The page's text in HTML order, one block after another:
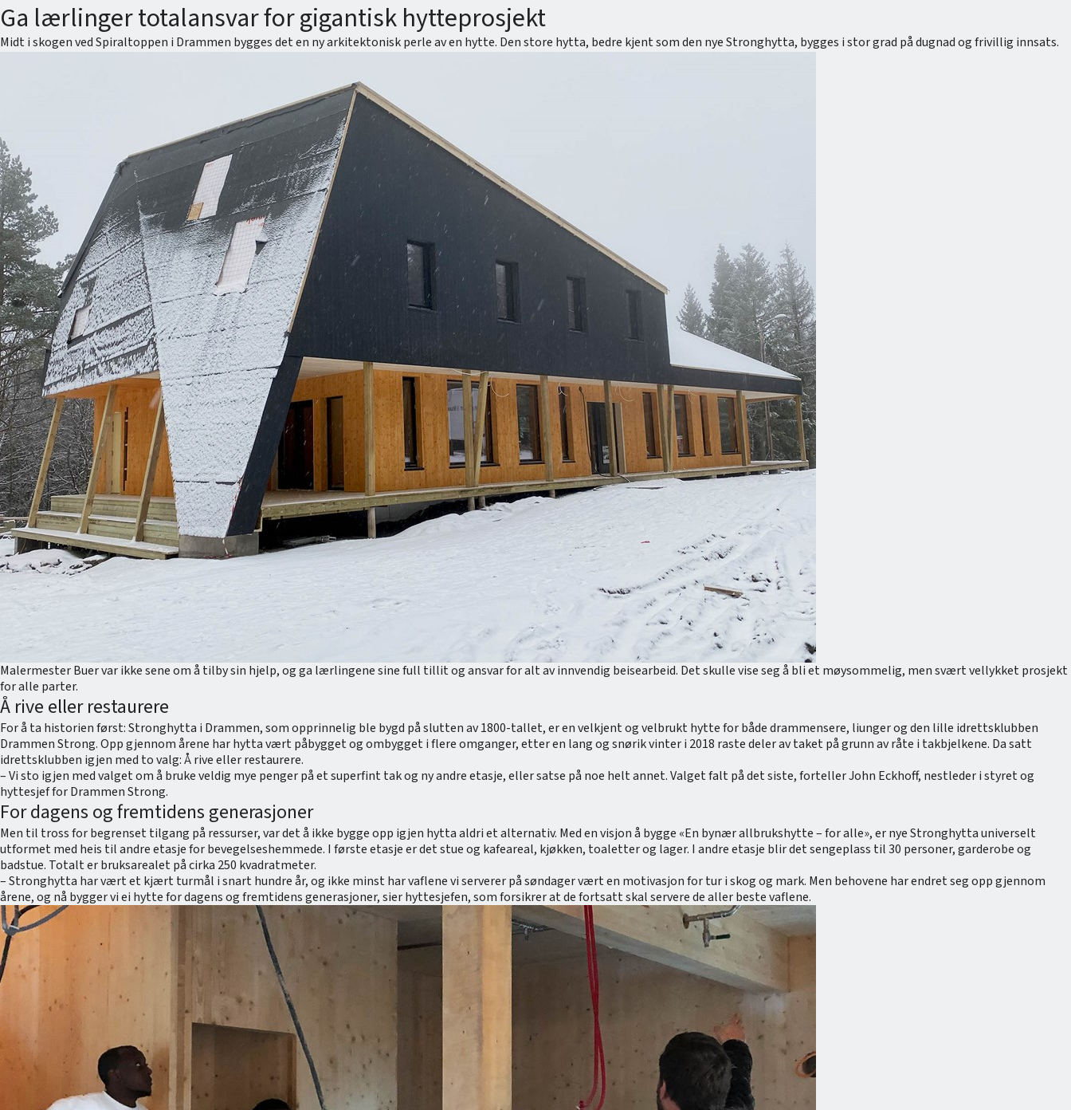
Ga lærlinger totalansvar for gigantisk hytteprosjekt
Midt i skogen ved Spiraltoppen i Drammen bygges det en ny arkitektonisk perle av en hytte. Den store hytta, bedre kjent som den nye Stronghytta, bygges i stor grad på dugnad og frivillig innsats.
Malermester Buer var ikke sene om å tilby sin hjelp, og ga lærlingene sine full tillit og ansvar for alt av innvendig beisearbeid. Det skulle vise seg å bli et møysommelig, men svært vellykket prosjekt
for alle parter.
Å rive eller restaurere
For å ta historien først: Stronghytta i Drammen, som opprinnelig ble bygd på slutten av 1800-tallet, er en velkjent og velbrukt hytte for både drammensere, liunger og den lille idrettsklubben
Drammen Strong. Opp gjennom årene har hytta vært påbygget og ombygget i flere omganger, etter en lang og snørik vinter i 2018 raste deler av taket på grunn av råte i takbjelkene. Da satt
idrettsklubben igjen med to valg: Å rive eller restaurere.
– Vi sto igjen med valget om å bruke veldig mye penger på et superfint tak og ny andre etasje, eller satse på noe helt annet. Valget falt på det siste, forteller John Eckhoff, nestleder i styret og
hyttesjef for Drammen Strong.
For dagens og fremtidens generasjoner
Men til tross for begrenset tilgang på ressurser, var det å ikke bygge opp igjen hytta aldri et alternativ. Med en visjon å bygge «En bynær allbrukshytte – for alle», er nye Stronghytta universelt
utformet med heis til andre etasje for bevegelseshemmede. I første etasje er det stue og kafeareal, kjøkken, toaletter og lager. I andre etasje blir det sengeplass til 30 personer, garderobe og
badstue. Totalt er bruksarealet på cirka 250 kvadratmeter.
– Stronghytta har vært et kjært turmål i snart hundre år, og ikke minst har vaflene vi serverer på søndager vært en motivasjon for tur i skog og mark. Men behovene har endret seg opp gjennom
årene, og nå bygger vi ei hytte for dagens og fremtidens generasjoner, sier hyttesjefen, som forsikrer at de fortsatt skal servere de aller beste vaflene.